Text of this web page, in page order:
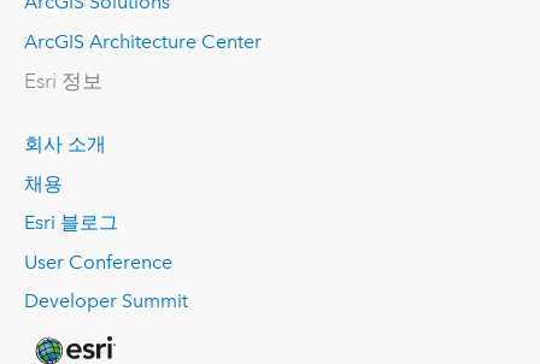
ArcGIS Architecture Center
Esri 정보
회사 소개
채용
Esri 블로그
User Conference
Developer Summit